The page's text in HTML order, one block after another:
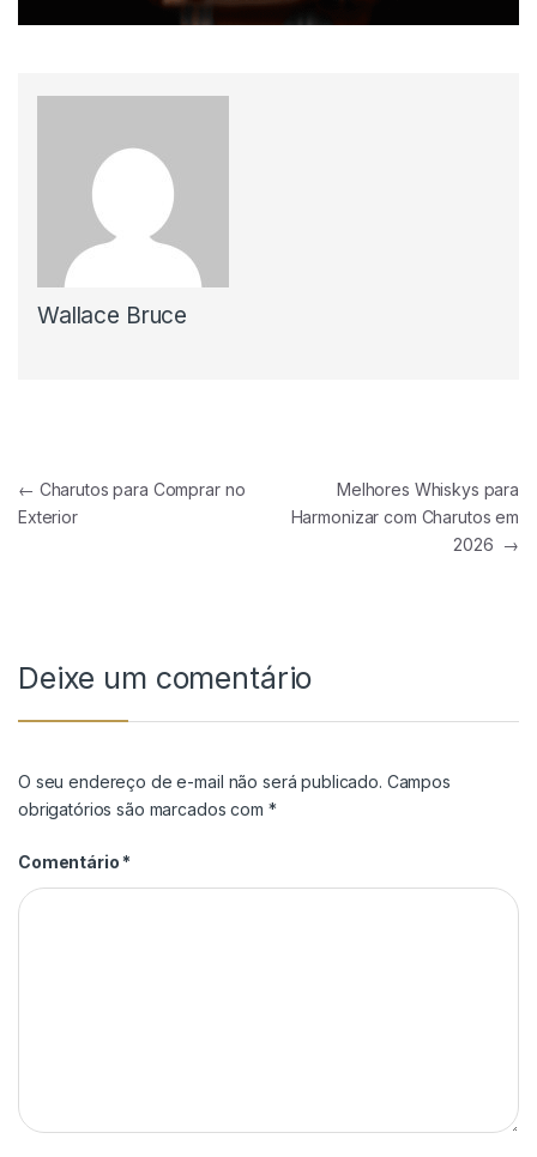
Wallace Bruce
Navegação de Post
← Charutos para Comprar no
Exterior
Melhores Whiskys para
Harmonizar com Charutos em
2026 →
Deixe um comentário
O seu endereço de e-mail não será publicado. Campos
obrigatórios são marcados com *
Comentário *